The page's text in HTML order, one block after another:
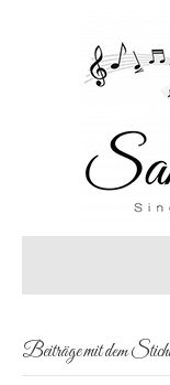
Beiträge mit dem